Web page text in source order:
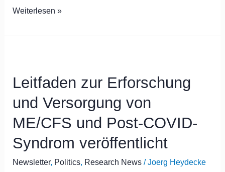
Weiterlesen »
Leitfaden zur Erforschung
und Versorgung von
ME/CFS und Post-COVID-
Syndrom veröffentlicht
Newsletter, Politics, Research News/Joerg Heydecke
Erforschung
Versorgung
von
ME/CFS
und
COVID-